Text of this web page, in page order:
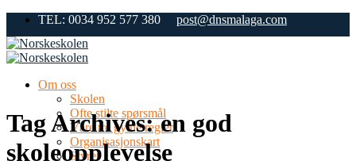
Skip
content
TEL: 0034 952 577 380 post@dnsmalaga.com
Om oss
Skolen
Ofte stilte spørsmål
Våre tre gylne regler
Organisasjonskart
Styret
Tag Archives:en god
skoleopplevelse